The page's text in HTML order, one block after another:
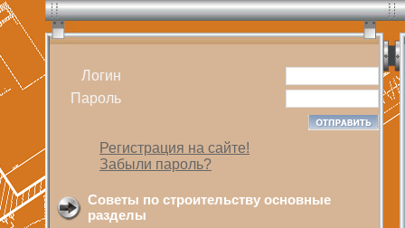
Логин
Пароль
Регистрация на сайте!
Забыли пароль?
Советы по строительству основные
разделы